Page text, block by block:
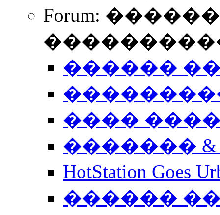
Forum:
������
����
�������
HotStation
������